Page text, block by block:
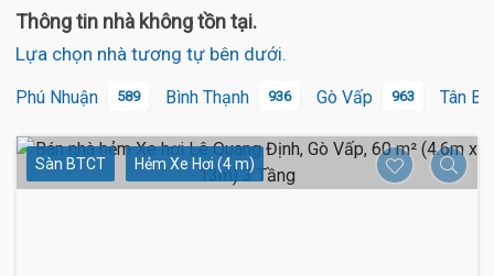
Thông tin nhà không tồn tại.
Lựa chọn nhà tương tự bên dưới.
Phú Nhuận 589 Bình Thạnh 936 Gò Vấp 963 Tân
Sàn BTCT Hẻm Xe Hơi (4 m)